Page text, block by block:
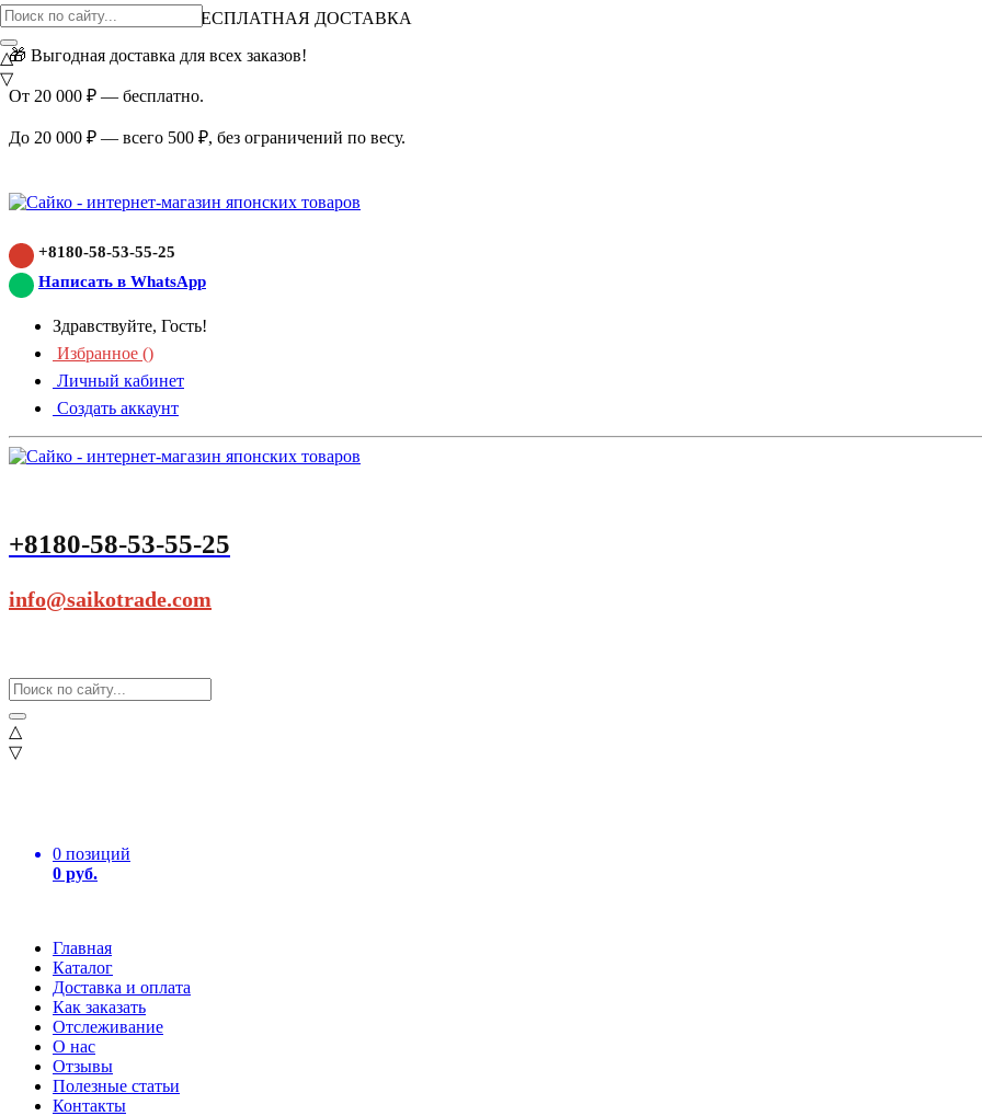
ВНИМАНИЕ АКЦИЯ!
БЕСПЛАТНАЯ ДОСТАВКА
🎁 Выгодная доставка для всех заказов!
От 20 000 ₽ — бесплатно.
До 20 000 ₽ — всего 500 ₽, без ограничений по весу.
+8180-58-53-55-25
Написать в WhatsApp
Здравствуйте, Гость!
Избранное ()
Личный кабинет
Создать аккаунт
+8180-58-53-55-25
info@saikotrade.com
△
▽
0 позиций
0 руб.
Главная
Каталог
Доставка и оплата
Как заказать
Отслеживание
О нас
Отзывы
Полезные статьи
Контакты
△
▽